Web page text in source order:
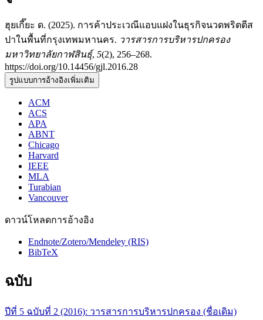
ฮุยเกี๊ยะ ด. (2025). การค้าประเวณีแอบแฝงในธุรกิจนวดพริตตีส
ปาในพื้นที่กรุงเทพมหานคร. วารสารการบริหารปกครอง
มหาวิทยาลัยกาฬสินธุ์, 5(2), 256–268.
https://doi.org/10.14456/gjl.2016.28
รูปแบบการอ้างอิงเพิ่มเติม
ACM
ACS
APA
ABNT
Chicago
Harvard
IEEE
MLA
Turabian
Vancouver
ดาวน์โหลดการอ้างอิง
Endnote/Zotero/Mendeley (RIS)
BibTeX
ฉบับ
ปีที่ 5 ฉบับที่ 2 (2016): วารสารการบริหารปกครอง (ชื่อเดิม)